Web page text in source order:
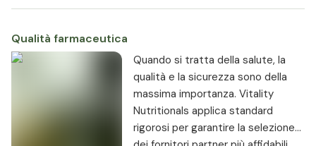
probiotiche hanno quindi un
Qualità farmaceutica
Quando si tratta della salute, la
qualità e la sicurezza sono della
massima importanza. Vitality
Nutritionals applica standard
rigorosi per garantire la selezione